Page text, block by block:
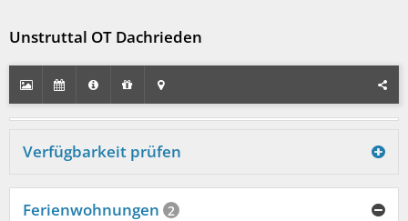
Unstruttal OT Dachrieden
Verfügbarkeit prüfen
Ferienwohnungen 2